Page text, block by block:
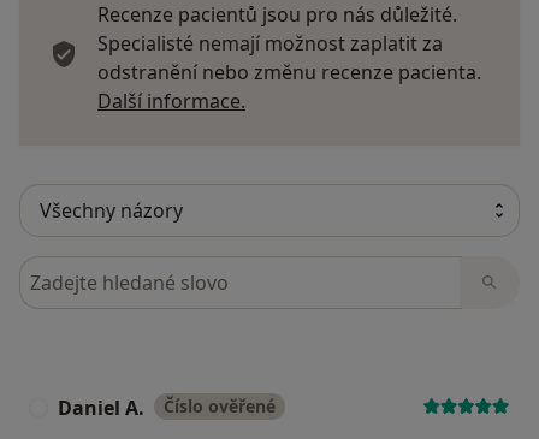
Recenze pacientů jsou pro nás důležité.
Specialisté nemají možnost zaplatit za
odstranění nebo změnu recenze pacienta.
Další informace.
Hledejte v názorech
Daniel A. Číslo ověřené